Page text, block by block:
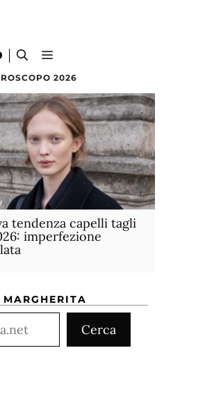
2026
tendenza capelli tagli
imperfezione
MARGHERITA
Cerca